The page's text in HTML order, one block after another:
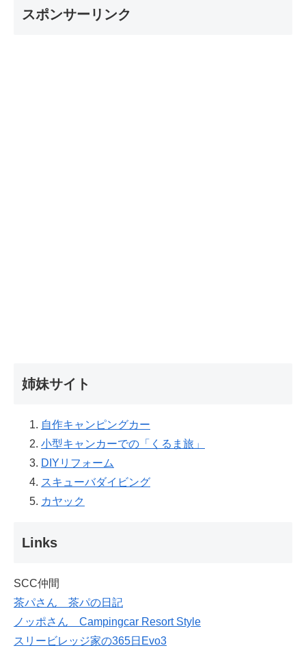
スポンサーリンク
姉妹サイト
自作キャンピングカー
小型キャンカーでの「くるま旅」
DIYリフォーム
スキューバダイビング
カヤック
Links
SCC仲間
茶パさん 茶パの日記
ノッポさん Campingcar Resort Style
スリービレッジ家の365日Evo3